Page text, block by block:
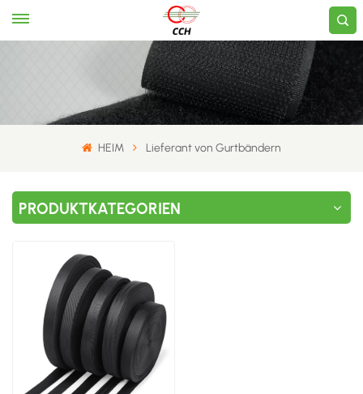
HEIM Lieferant von Gurtbändern
PRODUKTKATEGORIEN